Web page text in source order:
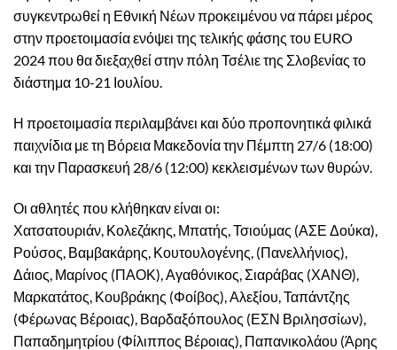
συγκεντρωθεί η Εθνική Νέων προκειμένου να πάρει μέρος
στην προετοιμασία ενόψει της τελικής φάσης του EURO
2024 που θα διεξαχθεί στην πόλη Τσέλιε της Σλοβενίας το
διάστημα 10-21 Ιουλίου.
Η προετοιμασία περιλαμβάνει και δύο προπονητικά φιλικά
παιχνίδια με τη Βόρεια Μακεδονία την Πέμπτη 27/6 (18:00)
και την Παρασκευή 28/6 (12:00) κεκλεισμένων των θυρών.
Οι αθλητές που κλήθηκαν είναι οι:
Χατσατουριάν, Κολεζάκης, Μπατής, Τσιούμας (ΑΣΕ Δούκα),
Ρούσος, Βαμβακάρης, Κουτουλογένης, (Πανελλήνιος),
Δάιος, Μαρίνος (ΠΑΟΚ), Αγαθόνικος, Σιαράβας (ΧΑΝΘ),
Μαρκατάτος, Κουβράκης (Φοίβος), Αλεξίου, Ταπάντζης
(Φέρωνας Βέροιας), Βαρδαξόπουλος (ΕΣΝ Βριλησσίων),
Παπαδημητρίου (Φίλιππος Βέροιας), Παπανικολάου (Άρης